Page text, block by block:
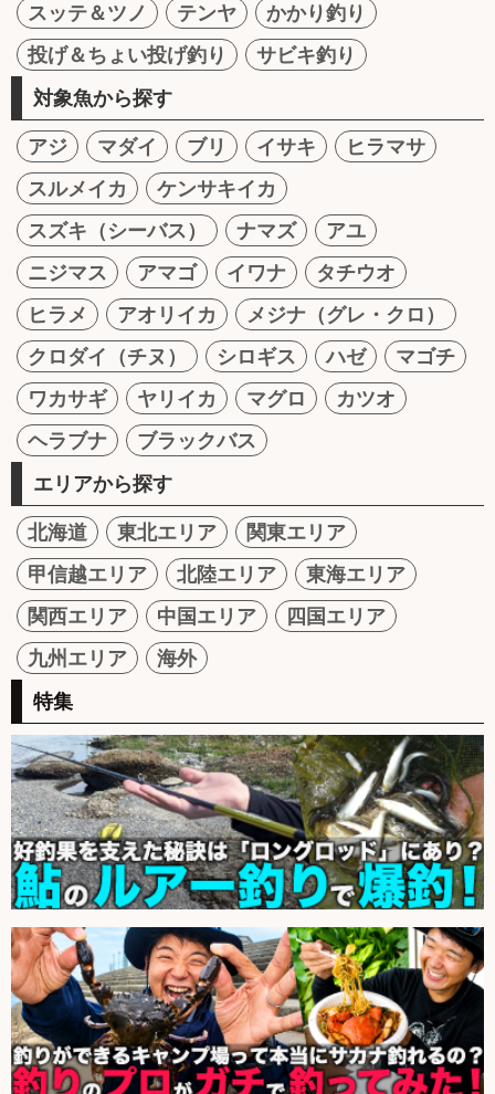
スッテ＆ツノ
テンヤ
かかり釣り
投げ＆ちょい投げ釣り
サビキ釣り
対象魚から探す
アジ マダイ ブリ イサキ
ヒラマサ
スルメイカ
ケンサキイカ
スズキ（シーバス）
ナマズ
アユ
ニジマス
アマゴ イワナ
タチウオ
ヒラメ
アオリイカ
メジナ（グレ・クロ）
クロダイ（チヌ）
シロギス ハゼ
マゴチ
ワカサギ
ヤリイカ マグロ
カツオ
ヘラブナ
ブラックバス
エリアから探す
北海道 東北エリア
関東エリア
甲信越エリア
北陸エリア
東海エリア
関西エリア
中国エリア
四国エリア
九州エリア
海外
特集